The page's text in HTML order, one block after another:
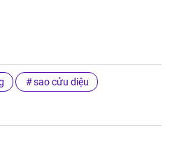
sao cửu diệu